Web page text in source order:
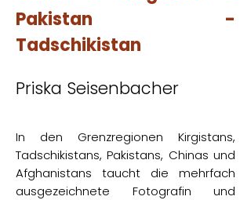
Pakistan -
Tadschikistan
Priska Seisenbacher
In den Grenzregionen Kirgistans,
Tadschikistans, Pakistans, Chinas und
Afghanistans taucht die mehrfach
ausgezeichnete Fotografin und